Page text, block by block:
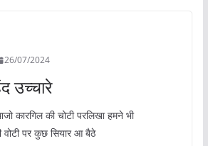
26/07/2024
उच्चारे
कारगिल की चोटी परलिखा हमने भी
वोटी पर कुछ सियार आ बैठे